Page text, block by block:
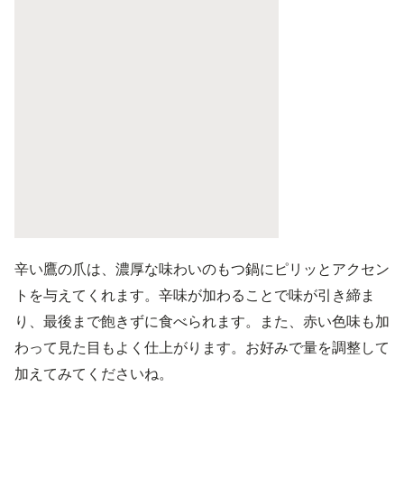
辛い鷹の爪は、濃厚な味わいのもつ鍋にピリッとアクセン
トを与えてくれます。辛味が加わることで味が引き締ま
り、最後まで飽きずに食べられます。また、赤い色味も加
わって見た目もよく仕上がります。お好みで量を調整して
加えてみてくださいね。